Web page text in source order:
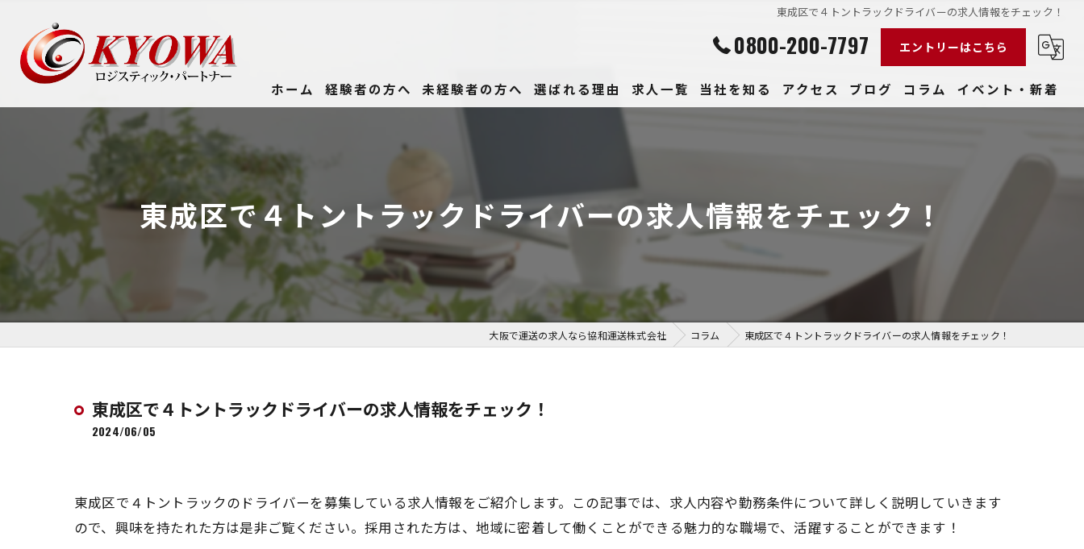
東成区で４トントラックドライバーの求人情報をチェック！
0800-200-7797 エントリーはこちら
ホーム 経験者の方へ 未経験者の方へ 選ばれる理由 求人一覧 当社を知る
高収入
アクセス ブログ コラム イベント・新着
東成区で４トントラックドライバーの求人情報をチェック！
大阪で運送の求人なら協和運送株式会社 コラム 東成区で４トントラックドライバーの求人情報をチェック！
東成区で４トントラックドライバーの求人情報をチェック！
2024/06/05
東成区で４トントラックのドライバーを募集している求人情報をご紹介します。この記事では、求人内容や勤務条件について詳しく説明していきます
ので、興味を持たれた方は是非ご覧ください。採用された方は、地域に密着して働くことができる魅力的な職場で、活躍することができます！